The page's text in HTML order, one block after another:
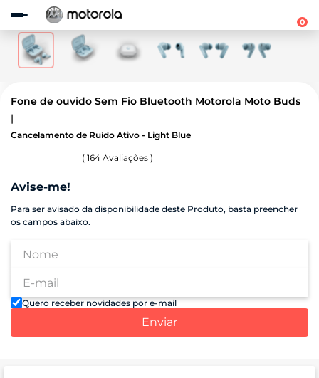
Observação:
este
site
inclui
sistema
acessibilidade.
0
Fone de ouvido Sem Fio Bluetooth Motorola Moto Buds
Cancelamento de Ruído Ativo - Light Blue
( 164 Avaliações )
Avise-me!
Para ser avisado da disponibilidade deste Produto, basta preencher
os campos abaixo.
Quero receber novidades por e-mail
Enviar